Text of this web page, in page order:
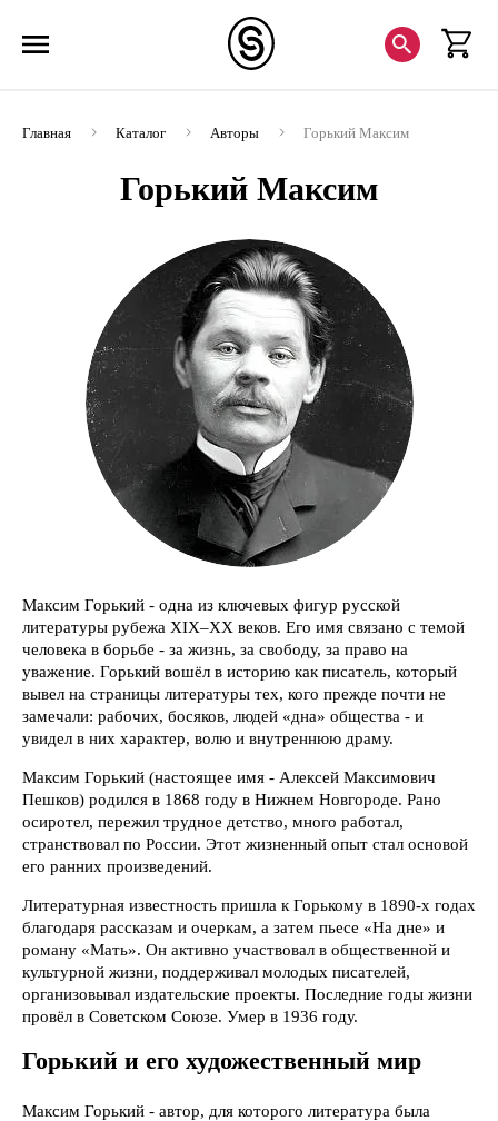
Главная Каталог Авторы Горький Максим
Горький Максим
Максим Горький - одна из ключевых фигур русской
литературы рубежа XIX–XX веков. Его имя связано с темой
человека в борьбе - за жизнь, за свободу, за право на
уважение. Горький вошёл в историю как писатель, который
вывел на страницы литературы тех, кого прежде почти не
замечали: рабочих, босяков, людей «дна» общества - и
увидел в них характер, волю и внутреннюю драму.
Максим Горький (настоящее имя - Алексей Максимович
Пешков) родился в 1868 году в Нижнем Новгороде. Рано
осиротел, пережил трудное детство, много работал,
странствовал по России. Этот жизненный опыт стал основой
его ранних произведений.
Литературная известность пришла к Горькому в 1890-х годах
благодаря рассказам и очеркам, а затем пьесе «На дне» и
роману «Мать». Он активно участвовал в общественной и
культурной жизни, поддерживал молодых писателей,
организовывал издательские проекты. Последние годы жизни
провёл в Советском Союзе. Умер в 1936 году.
Горький и его художественный мир
Максим Горький - автор, для которого литература была